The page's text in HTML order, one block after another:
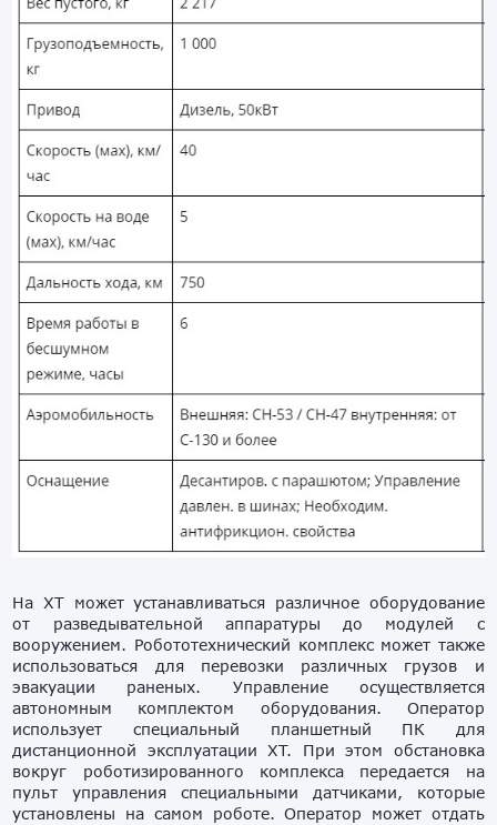
На XT может устанавливаться различное оборудование
от разведывательной аппаратуры до модулей с
вооружением. Робототехнический комплекс может также
использоваться для перевозки различных грузов и
эвакуации раненых. Управление осуществляется
автономным комплектом оборудования. Оператор
использует специальный планшетный ПК для
дистанционной эксплуатации XT. При этом обстановка
вокруг роботизированного комплекса передается на
пульт управления специальными датчиками, которые
установлены на самом роботе. Оператор может отдать